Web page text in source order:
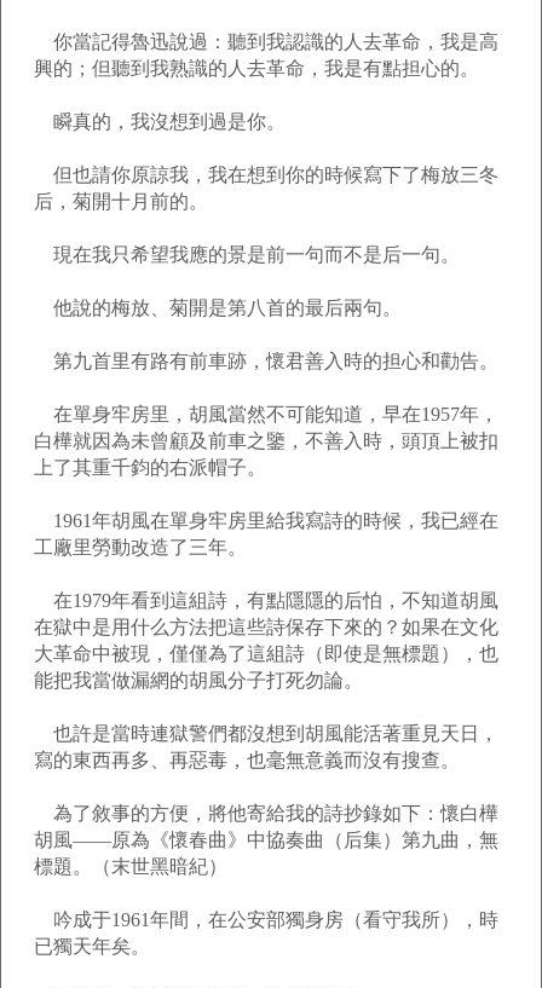
你當記得魯迅說過：聽到我認識的人去革命，我是高
興的；但聽到我熟識的人去革命，我是有點担心的。
瞬真的，我沒想到過是你。
但也請你原諒我，我在想到你的時候寫下了梅放三冬
后，菊開十月前的。
現在我只希望我應的景是前一句而不是后一句。
他說的梅放、菊開是第八首的最后兩句。
第九首里有路有前車跡，懷君善入時的担心和勸告。
在單身牢房里，胡風當然不可能知道，早在1957年，
白樺就因為未曾顧及前車之鑒，不善入時，頭頂上被扣
上了其重千鈞的右派帽子。
1961年胡風在單身牢房里給我寫詩的時候，我已經在
工廠里勞動改造了三年。
在1979年看到這組詩，有點隱隱的后怕，不知道胡風
在獄中是用什么方法把這些詩保存下來的？如果在文化
大革命中被現，僅僅為了這組詩（即使是無標題），也
能把我當做漏網的胡風分子打死勿論。
也許是當時連獄警們都沒想到胡風能活著重見天日，
寫的東西再多、再惡毒，也毫無意義而沒有搜查。
為了敘事的方便，將他寄給我的詩抄錄如下：懷白樺
胡風——原為《懷春曲》中協奏曲（后集）第九曲，無
標題。（末世黑暗紀）
吟成于1961年間，在公安部獨身房（看守我所），時
已獨天年矣。